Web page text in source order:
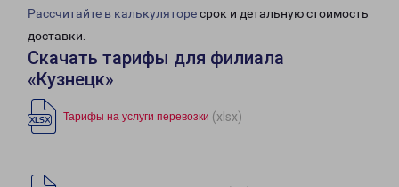
Рассчитайте в калькуляторесрок и детальную стоимость
доставки.
Скачать тарифы для филиала
«Кузнецк»
Тарифы на услуги перевозки (xlsx)